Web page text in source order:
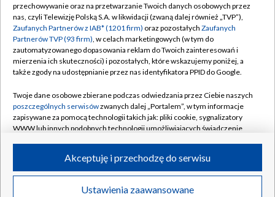
Abonament TVP
Emisja w TVP
Centrum informacji TVP
Naziemna Telewizja Cyfrowa
Rada Programowa
System NOS
Informacje o nadawcy
Program dla prasy
Regulamin TVP
Polityka prywatności
Moje zgody
Pomoc
Kontakt
Kanały
©2026 Telewizja Polska S.A. w likwidacji
przechowywanie oraz na przetwarzanie Twoich danych osobowych przez
nas, czyli Telewizję Polską S.A. w likwidacji (zwaną dalej również „TVP”),
Zaufanych Partnerów z IAB* (1201 firm) oraz pozostałych Zaufanych
Partnerów TVP (93 firm), w celach marketingowych (w tym do
zautomatyzowanego dopasowania reklam do Twoich zainteresowań i
mierzenia ich skuteczności) i pozostałych, które wskazujemy poniżej, a
także zgody na udostępnianie przez nas identyfikatora PPID do Google.
Twoje dane osobowe zbierane podczas odwiedzania przez Ciebie naszych
poszczególnych serwisówzwanych dalej „Portalem”, w tym informacje
zapisywane za pomocą technologii takich jak: pliki cookie, sygnalizatory
WWW lub innych podobnych technologii umożliwiających świadczenie
ruchu w Internecie.
Twoje dane osobowe zbierane podczas odwiedzania przez Ciebie
Ustawienia zaawansowane
Akceptuję i przechodzę do serwisu